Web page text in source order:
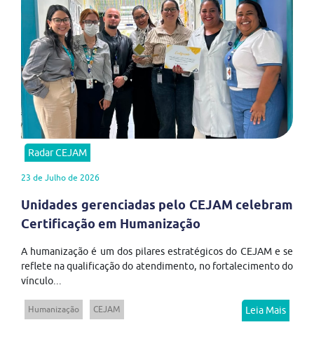
Radar CEJAM
23 de Julho de 2026
Unidades gerenciadas pelo CEJAM celebram
Certificação em Humanização
A humanização é um dos pilares estratégicos do CEJAM e se
reflete na qualificação do atendimento, no fortalecimento do
vínculo...
Humanização CEJAM Leia Mais